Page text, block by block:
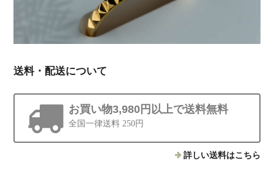
送料・配送について
お買い物3,980円以上で送料無料
全国一律送料 250円
詳しい送料はこちら